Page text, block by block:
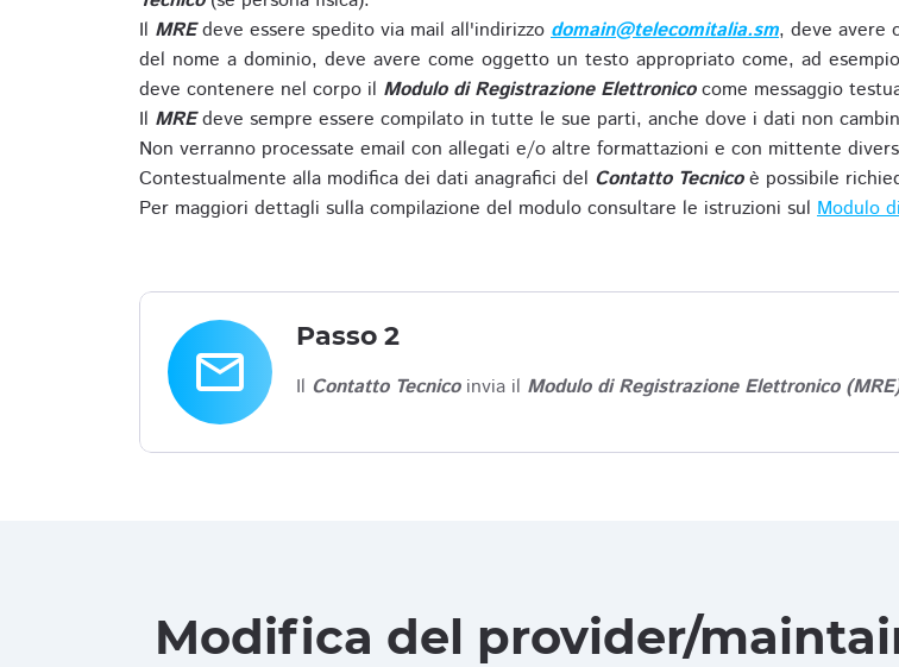
Il MREdeve essere spedito via mail all'indirizzo domain@telecomitalia.sm, deve avere
del nome a dominio, deve avere come oggetto un testo appropriato come, ad
deve contenere nel corpo il Modulo di Registrazione Elettronicocome messaggio
Il MREdeve sempre essere compilato in tutte le sue parti, anche dove i dati non
Non verranno processate email con allegati e/o altre formattazioni e con mittente
Contestualmente alla modifica dei dati anagrafici del Contatto Tecnicoè possibile
Per maggiori dettagli sulla compilazione del modulo consultare le istruzioni sul Modulo
email
Passo 2
Il Contatto Tecnicoinvia il Modulo di Registrazione Elettronico
Modifica del provider/